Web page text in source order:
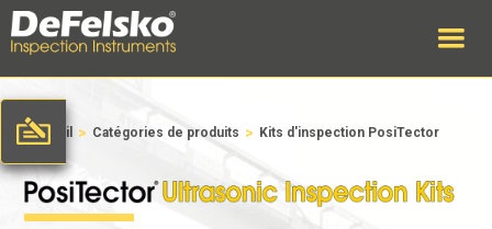
Accueil > Catégories de produits > Kits d'inspection PosiTector